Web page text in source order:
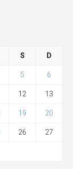
S D
5 6
12 13
19 20
26 27